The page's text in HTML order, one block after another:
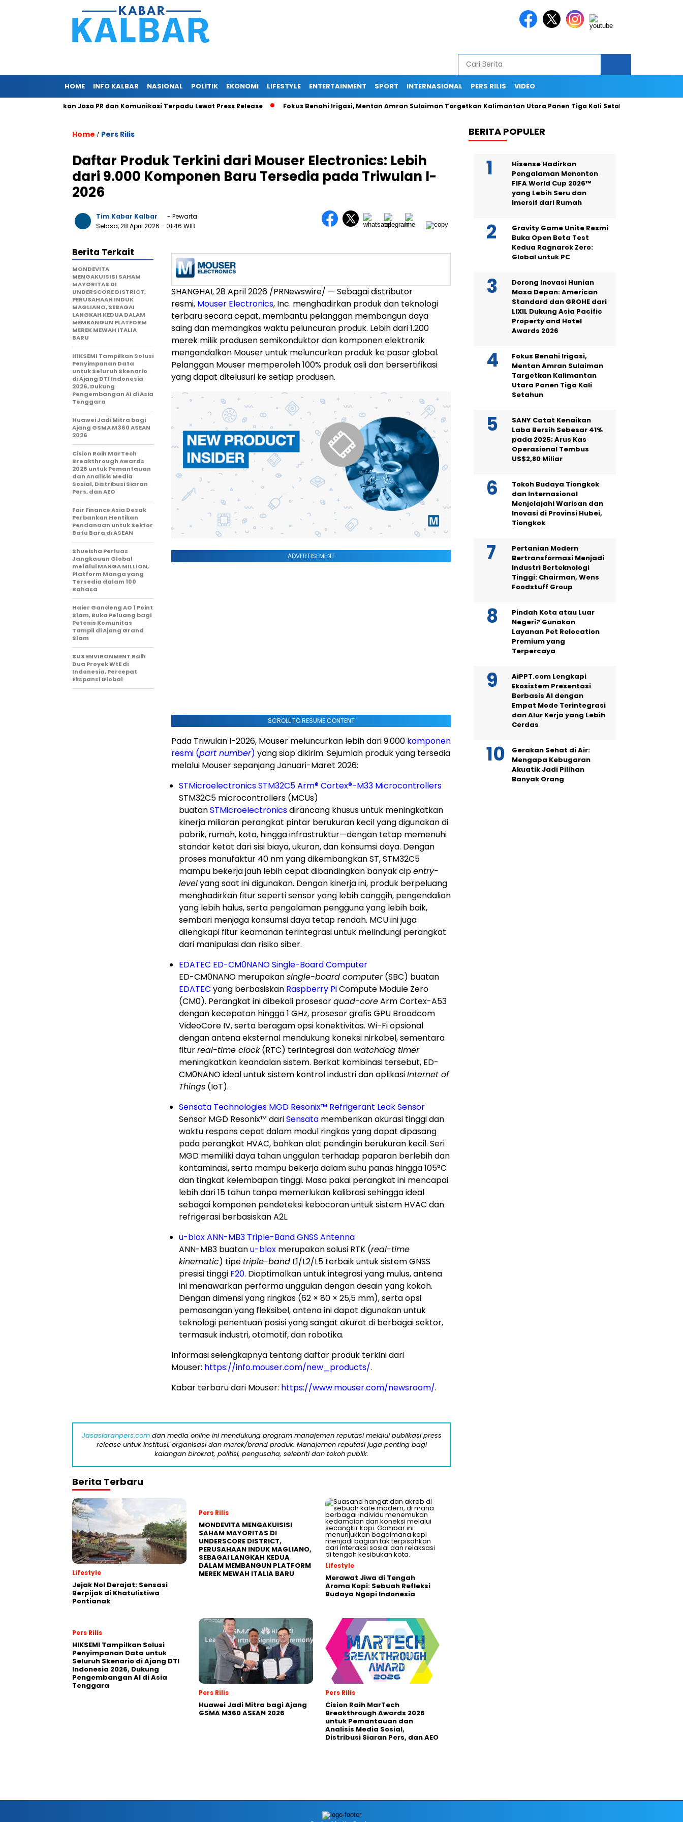
HOME INFO KALBAR NASIONAL POLITIK EKONOMI LIFESTYLE ENTERTAINMENT SPORT INTERNASIONAL PERS RILIS VIDEO
Berikan Jasa PR dan Komunikasi Terpadu Lewat Press Release Fokus Benahi Irigasi, Mentan Amran Sulaiman Targetkan Kalimantan Utara Panen Tiga Kali Setahun
Home / Pers Rilis
Daftar Produk Terkini dari Mouser Electronics: Lebih
dari 9.000 Komponen Baru Tersedia pada Triwulan I-
2026
Tim Kabar Kalbar
- Pewarta
Selasa, 28 April 2026 - 01:46 WIB
SHANGHAI,28 April 2026 /PRNewswire/ — Sebagai distributor
resmi, Mouser Electronics, Inc. menghadirkan produk dan teknologi
terbaru secara cepat, membantu pelanggan membangun daya
saing dan memangkas waktu peluncuran produk. Lebih dari 1.200
merek milik produsen semikonduktor dan komponen elektronik
mengandalkan Mouser untuk meluncurkan produk ke pasar global.
Pelanggan Mouser memperoleh 100% produk asli dan bersertifikasi
yang dapat ditelusuri ke setiap produsen.
ADVERTISEMENT
SCROLL TO RESUME CONTENT
Pada Triwulan I-2026, Mouser meluncurkan lebih dari 9.000 komponen
resmi (part number) yang siap dikirim. Sejumlah produk yang tersedia
melalui Mouser sepanjang Januari-Maret 2026:
STMicroelectronics STM32C5 Arm®Cortex®-M33 Microcontrollers
STM32C5 microcontrollers (MCUs)
buatanSTMicroelectronicsdirancang khusus untuk meningkatkan
kinerja miliaran perangkat pintar berukuran kecil yang digunakan di
pabrik, rumah, kota, hingga infrastruktur—dengan tetap memenuhi
standar ketat dari sisi biaya, ukuran, dan konsumsi daya. Dengan
proses manufaktur 40 nm yang dikembangkan ST, STM32C5
mampu bekerja jauh lebih cepat dibandingkan banyak cipentry-
levelyang saat ini digunakan. Dengan kinerja ini, produk berpeluang
menghadirkan fitur seperti sensor yang lebih canggih, pengendalian
yang lebih halus, serta pengalaman pengguna yang lebih baik,
sembari menjaga konsumsi daya tetap rendah. MCU ini juga
dilengkapi fitur keamanan terintegrasi untuk melindungi perangkat
dari manipulasi dan risiko siber.
EDATEC ED-CM0NANO Single-Board Computer
ED-CM0NANO merupakansingle-board computer(SBC) buatan
EDATEC yang berbasiskan Raspberry PiCompute Module Zero
(CM0). Perangkat ini dibekali prosesorquad-coreArm Cortex-A53
dengan kecepatan hingga 1 GHz, prosesor grafis GPU Broadcom
VideoCore IV, serta beragam opsi konektivitas. Wi-Fi opsional
dengan antena eksternal mendukung koneksi nirkabel, sementara
fiturreal-time clock(RTC) terintegrasi dan watchdog timer
meningkatkan keandalan sistem. Berkat kombinasi tersebut, ED-
CM0NANO ideal untuk sistem kontrol industri dan aplikasiInternet of
Things (IoT).
Sensata Technologies MGD Resonix™ Refrigerant Leak Sensor
Sensor MGD Resonix™ dariSensata memberikan akurasi tinggi dan
waktu respons cepat dalam modul ringkas yang dapat dipasang
pada perangkat HVAC, bahkan alat pendingin berukuran kecil. Seri
MGD memiliki daya tahan unggulan terhadap paparan berlebih dan
kontaminasi, serta mampu bekerja dalam suhu panas hingga 105°C
dan tingkat kelembapan tinggi. Masa pakai perangkat ini mencapai
lebih dari 15 tahun tanpa memerlukan kalibrasi sehingga ideal
sebagai komponen pendeteksi kebocoran untuk sistem HVAC dan
refrigerasi berbasiskan A2L.
u-blox ANN-MB3 Triple-Band GNSS Antenna
ANN-MB3 buatanu-blox merupakan solusi RTK (real-time
kinematic) tipe triple-band L1/L2/L5 terbaik untuk sistem GNSS
presisi tinggi F20. Dioptimalkan untuk integrasi yang mulus, antena
ini menawarkan performa unggulan dengan desain yang kokoh.
Dengan dimensi yang ringkas (62 × 80 × 25,5 mm), serta opsi
pemasangan yang fleksibel, antena ini dapat digunakan untuk
teknologi penentuan posisi yang sangat akurat di berbagai sektor,
termasuk industri, otomotif, dan robotika.
Informasi selengkapnya tentang daftar produk terkini dari
Mouser: https://info.mouser.com/new_products/.
Kabar terbaru dari Mouser: https://www.mouser.com/newsroom/.
Berita Terkait
MONDEVITA
MENGAKUISISI SAHAM
MAYORITAS DI
UNDERSCORE DISTRICT,
PERUSAHAAN INDUK
MAGLIANO, SEBAGAI
LANGKAH KEDUA DALAM
MEMBANGUN PLATFORM
MEREK MEWAH ITALIA
BARU
HIKSEMI Tampilkan Solusi
Penyimpanan Data
untuk Seluruh Skenario
di Ajang DTI Indonesia
2026, Dukung
Pengembangan AI di Asia
Tenggara
Huawei Jadi Mitra bagi
Ajang GSMA M360 ASEAN
2026
Cision Raih MarTech
Breakthrough Awards
2026 untuk Pemantauan
dan Analisis Media
Sosial, Distribusi Siaran
Pers, dan AEO
Fair Finance Asia Desak
Perbankan Hentikan
Pendanaan untuk Sektor
Batu Bara di ASEAN
Shueisha Perluas
Jangkauan Global
melalui MANGA MILLION,
Platform Manga yang
Tersedia dalam 100
Bahasa
Haier Gandeng AO 1 Point
Slam, Buka Peluang bagi
Petenis Komunitas
Tampil di Ajang Grand
Slam
SUS ENVIRONMENT Raih
Dua Proyek WtE di
Indonesia, Percepat
Ekspansi Global
Jasasiaranpers.comdan media online ini mendukung program manajemen reputasi melalui publikasi press
release untuk institusi, organisasi dan merek/brand produk. Manajemen reputasi juga penting bagi
kalangan birokrat, politisi, pengusaha, selebriti dan tokoh publik.
Berita Terbaru
Lifestyle
Jejak Nol Derajat: Sensasi
Berpijak di Khatulistiwa
Pontianak
Pers Rilis
MONDEVITA MENGAKUISISI
SAHAM MAYORITAS DI
UNDERSCORE DISTRICT,
PERUSAHAAN INDUK MAGLIANO,
SEBAGAI LANGKAH KEDUA
DALAM MEMBANGUN PLATFORM
MEREK MEWAH ITALIA BARU
Lifestyle
Merawat Jiwa di Tengah
Aroma Kopi: Sebuah Refleksi
Budaya Ngopi Indonesia
Pers Rilis
HIKSEMI Tampilkan Solusi
Penyimpanan Data untuk
Seluruh Skenario di Ajang DTI
Indonesia 2026, Dukung
Pengembangan AI di Asia
Tenggara
Pers Rilis
Huawei Jadi Mitra bagi Ajang
GSMA M360 ASEAN 2026
Pers Rilis
Cision Raih MarTech
Breakthrough Awards 2026
untuk Pemantauan dan
Analisis Media Sosial,
Distribusi Siaran Pers, dan AEO
BERITA POPULER
Hisense Hadirkan
Pengalaman Menonton
FIFA World Cup 2026™
yang Lebih Seru dan
Imersif dari Rumah
Gravity Game Unite Resmi
Buka Open Beta Test
Kedua Ragnarok Zero:
Global untuk PC
Dorong Inovasi Hunian
Masa Depan: American
Standard dan GROHE dari
LIXIL Dukung Asia Pacific
Property and Hotel
Awards 2026
Fokus Benahi Irigasi,
Mentan Amran Sulaiman
Targetkan Kalimantan
Utara Panen Tiga Kali
Setahun
SANY Catat Kenaikan
Laba Bersih Sebesar 41%
pada 2025; Arus Kas
Operasional Tembus
US$2,80 Miliar
Tokoh Budaya Tiongkok
dan Internasional
Menjelajahi Warisan dan
Inovasi di Provinsi Hubei,
Tiongkok
Pertanian Modern
Bertransformasi Menjadi
Industri Berteknologi
Tinggi: Chairman, Wens
Foodstuff Group
Pindah Kota atau Luar
Negeri? Gunakan
Layanan Pet Relocation
Premium yang
Terpercaya
AiPPT.com Lengkapi
Ekosistem Presentasi
Berbasis AI dengan
Empat Mode Terintegrasi
dan Alur Kerja yang Lebih
Cerdas
Gerakan Sehat di Air:
Mengapa Kebugaran
Akuatik Jadi Pilihan
Banyak Orang